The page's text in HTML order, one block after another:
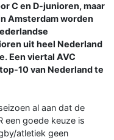
C en D-junioren, maar
Amsterdam worden
uit heel Nederland
Een viertal AVC
10 van Nederland te
al aan dat de
een goede keuze is
atletiek geen